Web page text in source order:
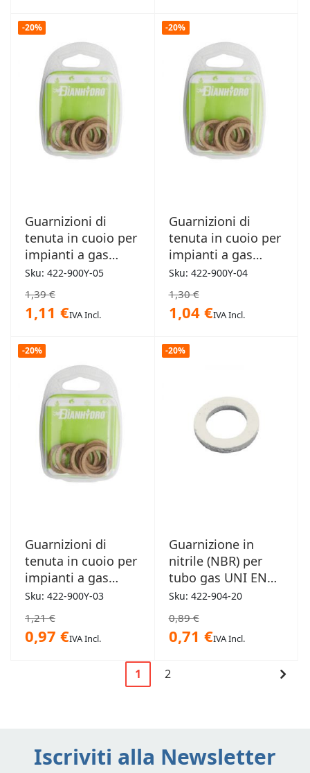
-20%
Guarnizioni di
tenuta in cuoio per
impianti a gas
blister 10pz
Sku: 422-900Y-05
1,39 €
1,11 €IVA Incl.
-20%
Guarnizioni di
tenuta in cuoio per
impianti a gas
blister 10pz
18,5x11x 2"1/2mm
x 1/2"
Sku: 422-900Y-04
1,30 €
1,04 €IVA Incl.
-20%
Guarnizioni di
tenuta in cuoio per
impianti a gas
blister 10pz
Sku: 422-900Y-03
1,21 €
0,97 €IVA Incl.
-20%
Guarnizione in
nitrile (NBR) per
tubo gas UNI EN
15266 20x2mm
Sku: 422-904-20
0,89 €
0,71 €IVA Incl.
Pagina
Attualmente
la
pagina
1 Pagina
2
Iscriviti alla Newsletter